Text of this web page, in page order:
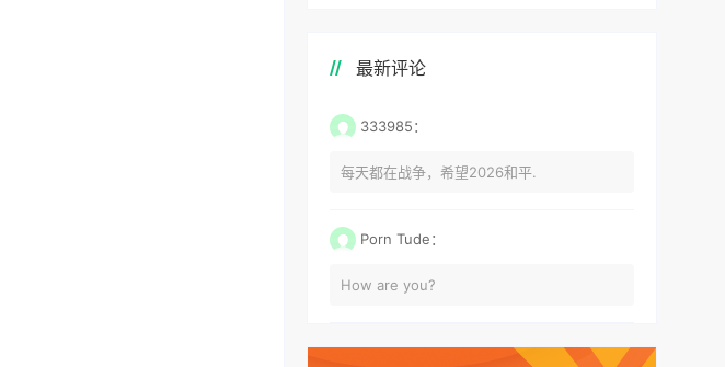
最新评论
333985：
每天都在战争，希望2026和平.
Porn Tude：
How are you?